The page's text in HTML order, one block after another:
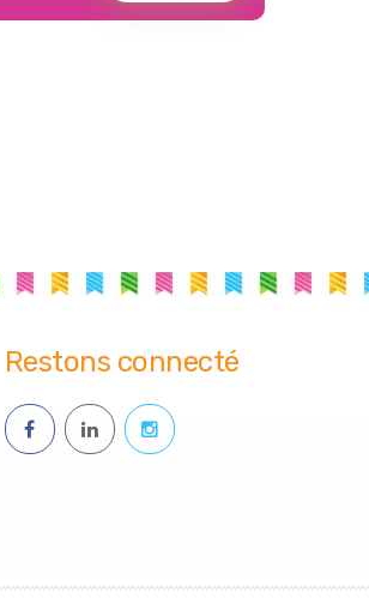
Restons connecté